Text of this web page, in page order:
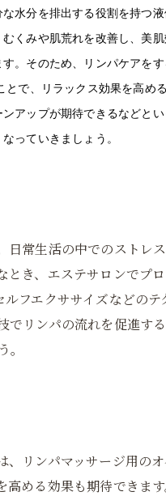
水分を排出する役割を持つ
くみや肌荒れを改善し、美
。そのため、リンパケアを
で、リラックス効果を高め
アップが期待できるなどと
っていきましょう。
常生活の中でのストレ
き、エステサロンでプ
フエクササイズなどのテ
リンパの流れを促進す
リンパマッサージ用の
める効果も期待できま